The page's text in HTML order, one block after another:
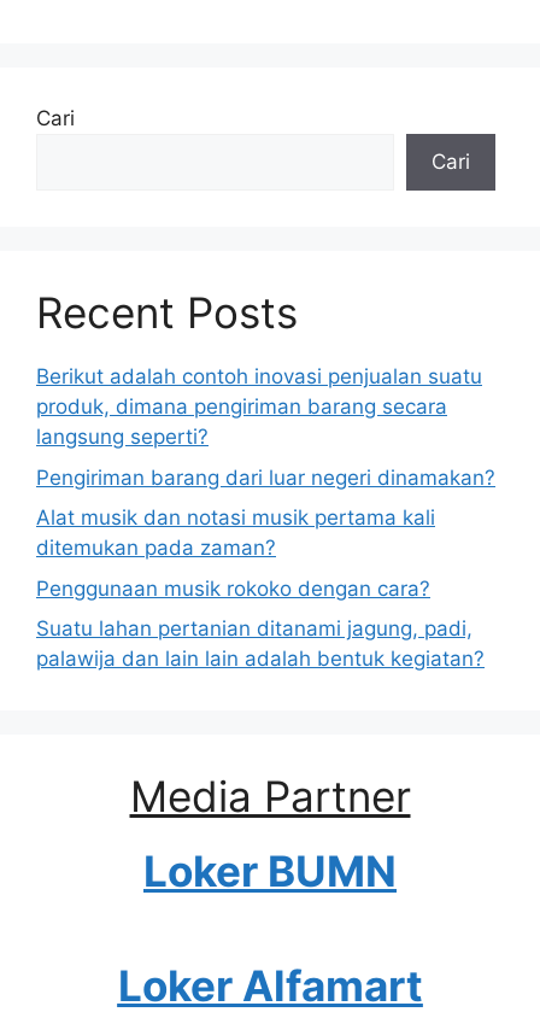
Cari
Cari
Recent Posts
Berikut adalah contoh inovasi penjualan suatu
produk, dimana pengiriman barang secara
langsung seperti?
Pengiriman barang dari luar negeri dinamakan?
Alat musik dan notasi musik pertama kali
ditemukan pada zaman?
Penggunaan musik rokoko dengan cara?
Suatu lahan pertanian ditanami jagung, padi,
palawija dan lain lain adalah bentuk kegiatan?
Media Partner
Loker BUMN
Loker Alfamart